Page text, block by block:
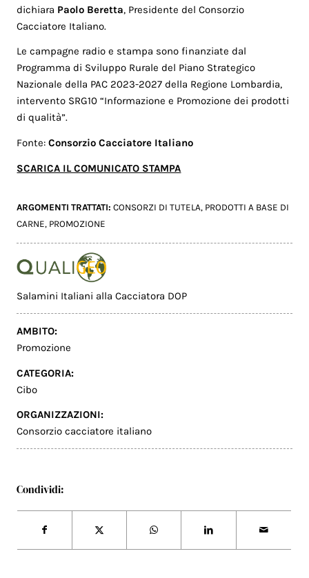
dichiara Paolo Beretta, Presidente del Consorzio
Cacciatore Italiano.
Le campagne radio e stampa sono finanziate dal
Programma di Sviluppo Rurale del Piano Strategico
Nazionale della PAC 2023-2027 della Regione Lombardia,
intervento SRG10 “Informazione e Promozione dei prodotti
di qualità”.
Fonte:Consorzio Cacciatore Italiano
SCARICA IL COMUNICATO STAMPA
ARGOMENTI TRATTATI:CONSORZI DI TUTELA, PRODOTTI A BASE DI
CARNE, PROMOZIONE
Salamini Italiani alla Cacciatora DOP
AMBITO:
Promozione
CATEGORIA:
Cibo
ORGANIZZAZIONI:
Consorzio cacciatore italiano
Condividi: